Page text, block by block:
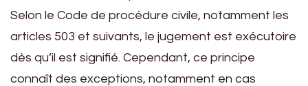
Selon le Code de procédure civile, notamment les
articles 503 et suivants, le jugement est exécutoire
dès qu’il est signifié. Cependant, ce principe
connaît des exceptions, notamment en cas